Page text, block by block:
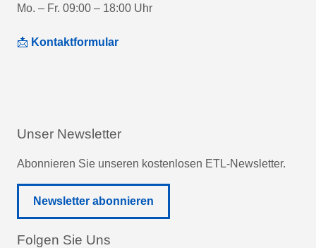
Mo. – Fr. 09:00 – 18:00 Uhr
📩 Kontaktformular
Unser Newsletter
Abonnieren Sie unseren kostenlosen ETL-Newsletter.
Newsletter abonnieren
Folgen Sie Uns